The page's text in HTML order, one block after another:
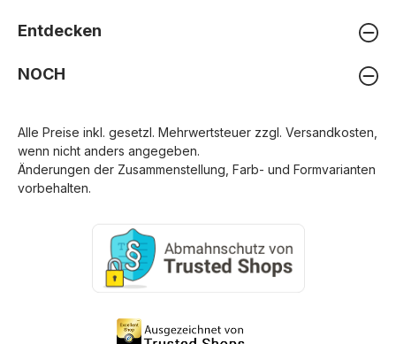
Entdecken
NOCH
Alle Preise inkl. gesetzl. Mehrwertsteuer zzgl. Versandkosten
wenn nicht anders angegeben.
Änderungen der Zusammenstellung, Farb- und Formvarianten
vorbehalten.